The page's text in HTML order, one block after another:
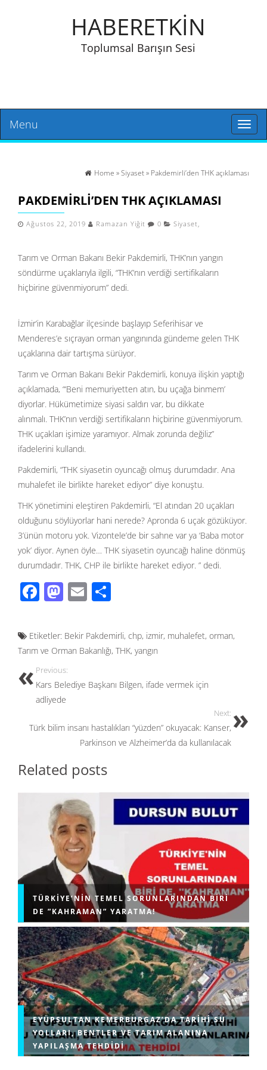
HABERETKİN
Toplumsal Barışın Sesi
Toggle
Menu
Home »Siyaset» Pakdemirli’den THK açıklaması
PAKDEMIRLI’DEN THK AÇIKLAMASI
Ağustos 22, 2019 Ramazan Yiğit 0 Siyaset,
Tarım ve Orman Bakanı Bekir Pakdemirli, THK’nın yangın
söndürme uçaklarıyla ilgili, “THK’nın verdiği sertifikaların
hiçbirine güvenmiyorum” dedi.
İzmir’in Karabağlar ilçesinde başlayıp Seferihisar ve
Menderes’e sıçrayan orman yangınında gündeme gelen THK
uçaklarına dair tartışma sürüyor.
Tarım ve Orman Bakanı Bekir Pakdemirli, konuya ilişkin yaptığı
açıklamada, “‘Beni memuriyetten atın, bu uçağa binmem’
diyorlar. Hükümetimize siyasi saldırı var, bu dikkate
alınmalı. THK’nın verdiği sertifikaların hiçbirine güvenmiyorum.
THK uçakları işimize yaramıyor. Almak zorunda değiliz”
ifadelerini kullandı.
Pakdemirli, “THK siyasetin oyuncağı olmuş durumdadır. Ana
muhalefet ile birlikte hareket ediyor” diye konuştu.
THK yönetimini eleştiren Pakdemirli, “El atından 20 uçakları
olduğunu söylüyorlar hani nerede? Apronda 6 uçak gözüküyor.
3’ünün motoru yok. Vizontele’de bir sahne var ya ‘Baba motor
yok’ diyor. Aynen öyle… THK siyasetin oyuncağı haline dönmüş
durumdadır. THK, CHP ile birlikte hareket ediyor. ” dedi.
F
e
b
o
o
k
M
to
d
o
n
E
ail ar
e
Etiketler: Bekir Pakdemirli, chp, izmir, muhalefet, orman,
Tarım ve Orman Bakanlığı, THK, yangın
Previous:
Kars Belediye Başkanı Bilgen, ifade vermek için
adliyede
Next:
Türk bilim insanı hastalıkları “yüzden” okuyacak: Kanser,
Parkinson ve Alzheimer’da da kullanılacak
Related posts
TÜRKIYE’NIN TEMEL SORUNLARINDAN BIRI
DE ”KAHRAMAN” YARATMA!
EYÜPSULTAN KEMERBURGAZ’DA TARIHI SU
YOLLARI, BENTLER VE TARIM ALANINA
YAPILAŞMA TEHDIDI